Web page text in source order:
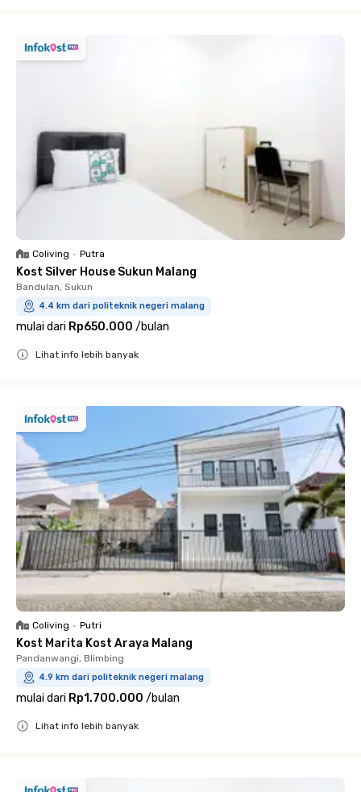
Coliving • Putra
Kost Silver House Sukun Malang
Bandulan, Sukun
4.4 km dari politeknik negeri malang
mulai dari Rp650.000 /bulan
Lihat info lebih banyak
Coliving • Putri
Kost Marita Kost Araya Malang
Pandanwangi, Blimbing
4.9 km dari politeknik negeri malang
mulai dari Rp1.700.000 /bulan
Lihat info lebih banyak